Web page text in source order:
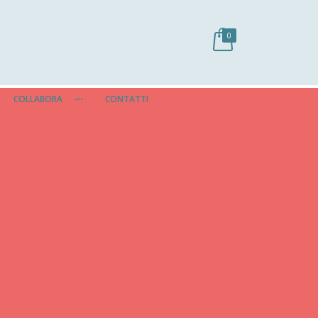
0
COLLABORA CONTATTI